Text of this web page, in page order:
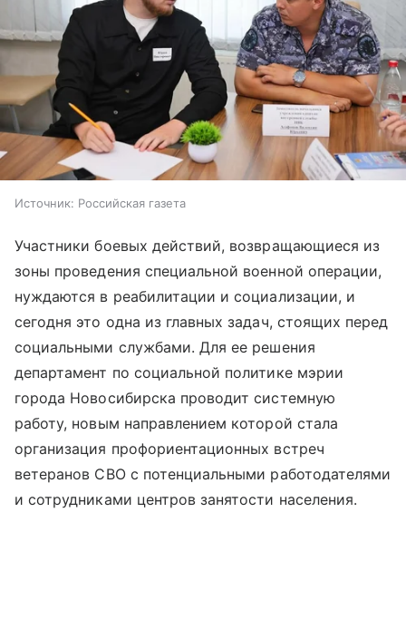
Источник: Российская газета
Участники боевых действий, возвращающиеся из
зоны проведения специальной военной операции,
нуждаются в реабилитации и социализации, и
сегодня это одна из главных задач, стоящих перед
социальными службами. Для ее решения
департамент по социальной политике мэрии
города Новосибирска проводит системную
работу, новым направлением которой стала
организация профориентационных встреч
ветеранов СВО с потенциальными работодателями
и сотрудниками центров занятости населения.